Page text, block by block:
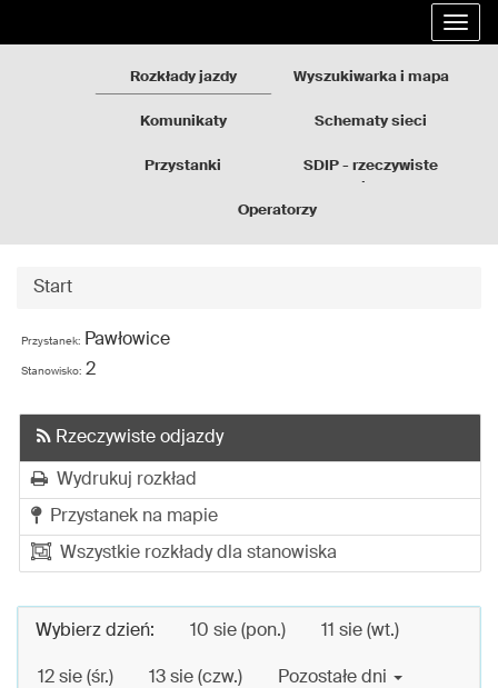
Rozkłady jazdy Wyszukiwarka i mapa
Komunikaty Schematy sieci
Przystanki
SDIP - rzeczywiste
Operatorzy
Start
Przystanek: Pawłowice
Stanowisko: 2
Rzeczywiste odjazdy
Wydrukuj rozkład
Przystanek na mapie
Wszystkie rozkłady dla stanowiska
Wybierz dzień: 10 sie (pon.) 11 sie (wt.)
12 sie (śr.) 13 sie (czw.) Pozostałe dni